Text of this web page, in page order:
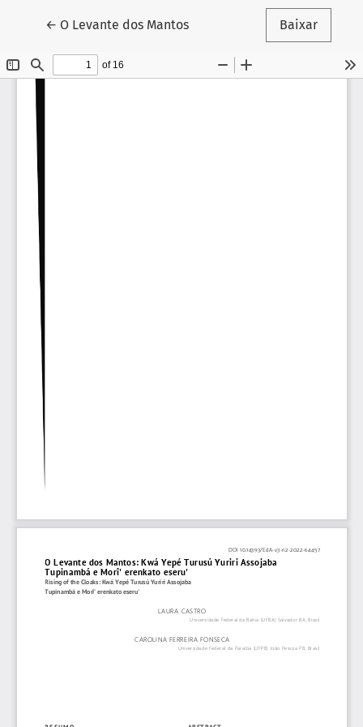
← Voltar aos Detalhes do Artigo
O Levante dos Mantos Baixar